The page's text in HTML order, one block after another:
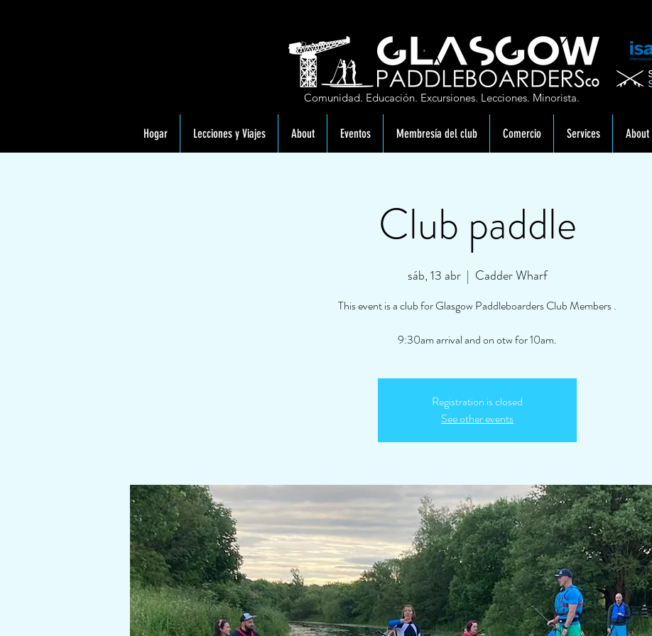
Comunidad. Educación. Excursiones. Lecciones. Minorista.
Hogar Lecciones y Viajes About Eventos Membresía del club Comercio Services About
Club paddle
sáb, 13 abr
  |
Cadder Wharf
This event is a club for Glasgow Paddleboarders Club Members .
9:30am arrival and on otw for 10am.
Registration is closed
See other events